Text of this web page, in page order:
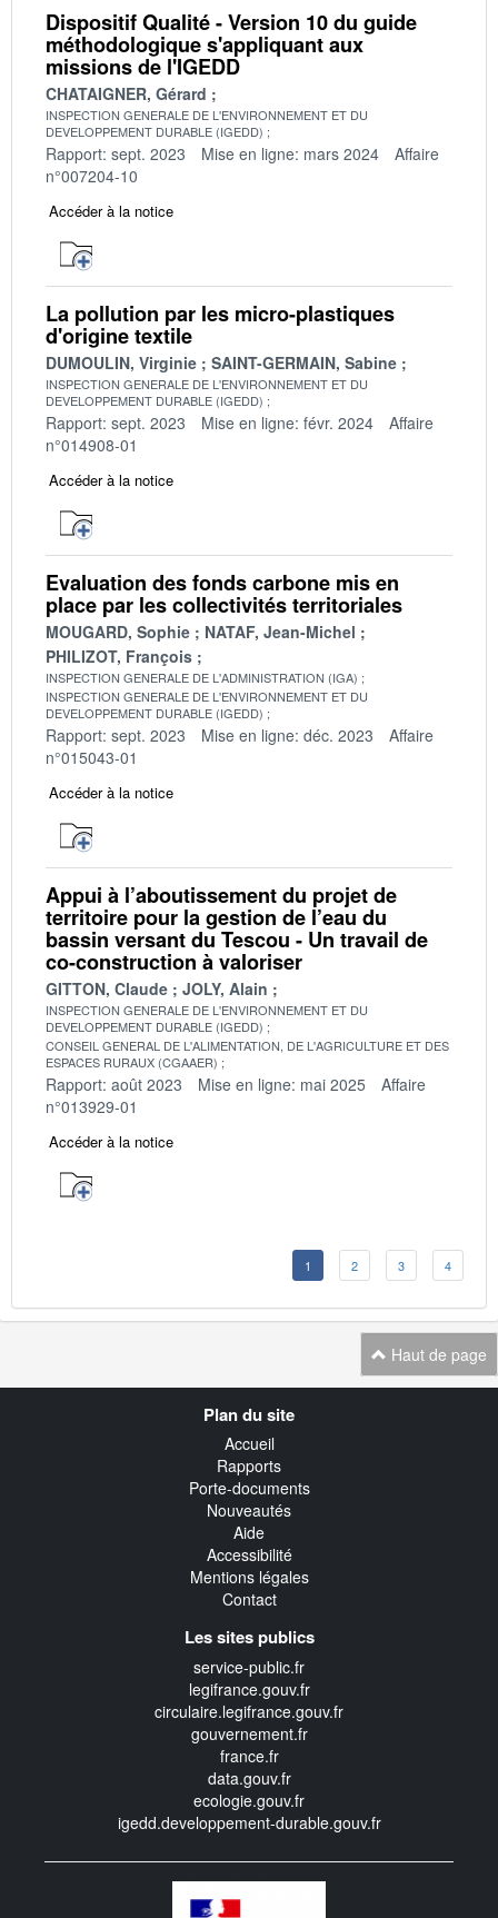
Dispositif Qualité - Version 10 du guide
méthodologique s'appliquant aux
missions de l'IGEDD
CHATAIGNER, Gérard
INSPECTION GENERALE DE L'ENVIRONNEMENT ET DU
DEVELOPPEMENT DURABLE (IGEDD)
Rapport: sept. 2023 Mise en ligne: mars 2024
Affaire
n°007204-10
Accéder à la notice
La pollution par les micro-plastiques
d'origine textile
DUMOULIN, Virginie SAINT-GERMAIN, Sabine
INSPECTION GENERALE DE L'ENVIRONNEMENT ET DU
DEVELOPPEMENT DURABLE (IGEDD)
Rapport: sept. 2023 Mise en ligne: févr. 2024
Affaire
n°014908-01
Accéder à la notice
Evaluation des fonds carbone mis en
place par les collectivités territoriales
MOUGARD, Sophie
NATAF, Jean-Michel
PHILIZOT, François
INSPECTION GENERALE DE L'ADMINISTRATION (IGA)
INSPECTION GENERALE DE L'ENVIRONNEMENT ET DU
DEVELOPPEMENT DURABLE (IGEDD)
Rapport: sept. 2023 Mise en ligne: déc. 2023
Affaire
n°015043-01
Accéder à la notice
Appui à l’aboutissement du projet de
territoire pour la gestion de l’eau du
bassin versant du Tescou - Un travail de
co-construction à valoriser
GITTON, Claude JOLY, Alain
INSPECTION GENERALE DE L'ENVIRONNEMENT ET DU
DEVELOPPEMENT DURABLE (IGEDD)
CONSEIL GENERAL DE L'ALIMENTATION, DE L'AGRICULTURE ET DES
ESPACES RURAUX (CGAAER)
Rapport: août 2023 Mise en ligne: mai 2025
Affaire
n°013929-01
Accéder à la notice
1 2 3 4
Haut de page
Plan du site
Accueil
Rapports
Porte-documents
Nouveautés
Aide
Accessibilité
Mentions légales
Contact
Les sites publics
service-public.fr
legifrance.gouv.fr
circulaire.legifrance.gouv.fr
gouvernement.fr
france.fr
data.gouv.fr
ecologie.gouv.fr
igedd.developpement-durable.gouv.fr